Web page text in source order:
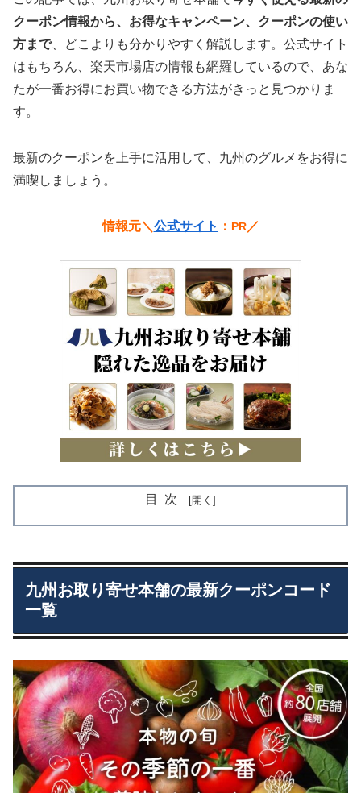
クーポン情報から、お得なキャンペーン、クーポンの使い
方まで、どこよりも分かりやすく解説します。公式サイト
はもちろん、楽天市場店の情報も網羅しているので、あな
たが一番お得にお買い物できる方法がきっと見つかりま
す。
最新のクーポンを上手に活用して、九州のグルメをお得に
満喫しましょう。
情報元＼ 公式サイト ： PR／
目次
九州お取り寄せ本舗の最新クーポンコード
一覧